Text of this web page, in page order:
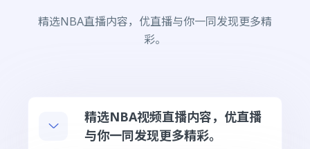
精选NBA直播内容，优直播与你一同发现更多精
彩。
精选NBA视频直播内容，优直播
与你一同发现更多精彩。